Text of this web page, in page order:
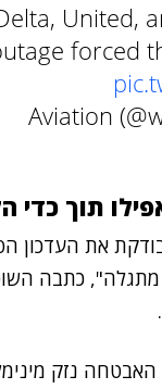
United,
forced
תוך כדי
את העדכון
כתבה
נזק